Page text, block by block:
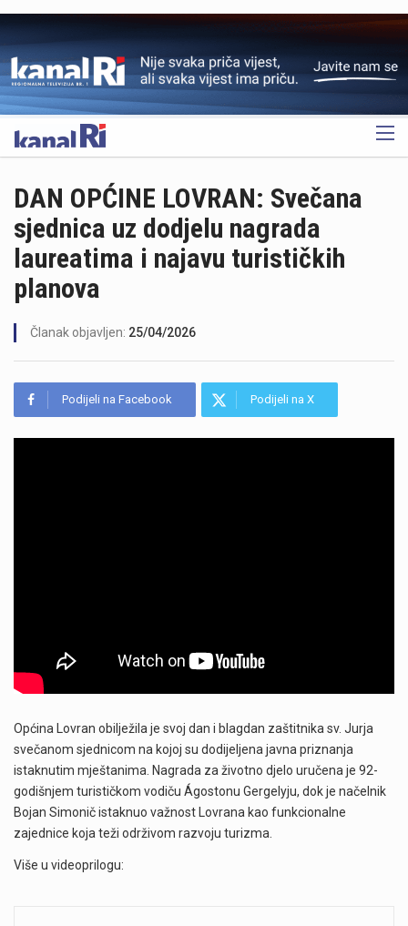
OGLAS
DAN OPĆINE LOVRAN: Svečana
sjednica uz dodjelu nagrada
laureatima i najavu turističkih
planova
Članak objavljen: 25/04/2026
Podijeli na Facebook Podijeli na X
Općina Lovran obilježila je svoj dan i blagdan zaštitnika sv. Jurja
svečanom sjednicom na kojoj su dodijeljena javna priznanja
istaknutim mještanima. Nagrada za životno djelo uručena je 92-
godišnjem turističkom vodiču Ágostonu Gergelyju, dok je načelnik
Bojan Simonič istaknuo važnost Lovrana kao funkcionalne
zajednice koja teži održivom razvoju turizma.
Više u videoprilogu: